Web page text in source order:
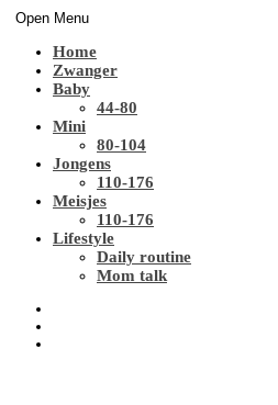
Open Menu
Home
Zwanger
Baby
44-80
Mini
80-104
Jongens
110-176
Meisjes
110-176
Lifestyle
Daily routine
Mom talk